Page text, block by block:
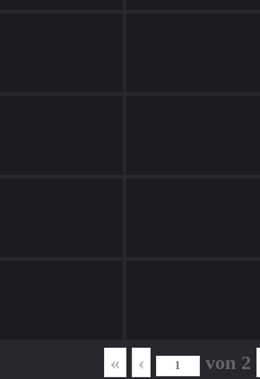
« ‹ von 2